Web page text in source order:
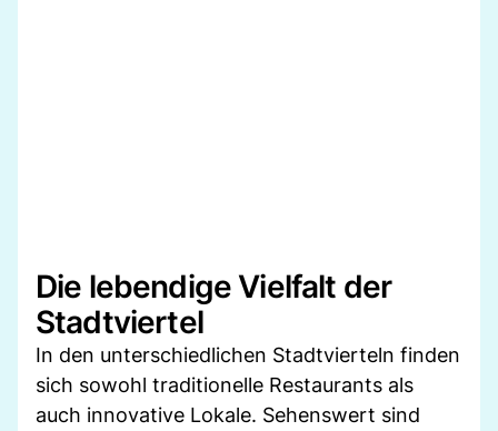
Die lebendige Vielfalt der
Stadtviertel
In den unterschiedlichen Stadtvierteln finden
sich sowohl traditionelle Restaurants als
auch innovative Lokale. Sehenswert sind